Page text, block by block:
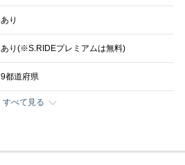
あり
あり(※S.RIDEプレミアムは無料)
9都道府県
すべて見る